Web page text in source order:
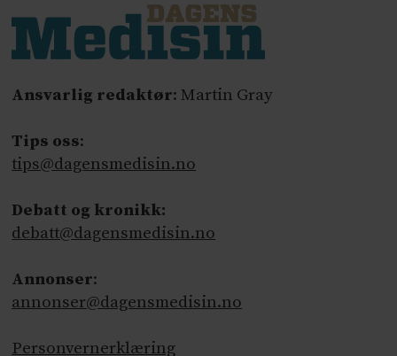
Ansvarlig redaktør: Martin Gray
Tips oss:
tips@dagensmedisin.no
Debatt og kronikk:
debatt@dagensmedisin.no
Annonser:
annonser@dagensmedisin.no
Personvernerklæring